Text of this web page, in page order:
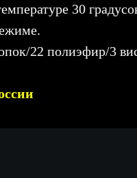
30
22 полиэфир/3